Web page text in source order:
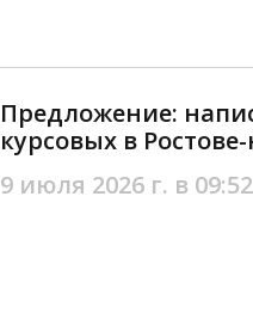
Предложение:
курсовых в
9 июля 2026 г. в 09:52